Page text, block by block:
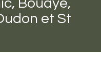
Bouaye,
et St